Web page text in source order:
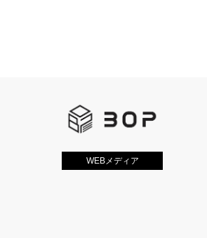
WEBメディア